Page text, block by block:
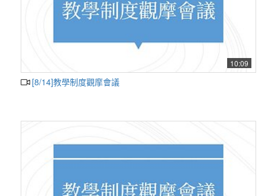
10:09
[8/14]教學制度觀摩會議